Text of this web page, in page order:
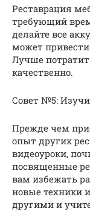
Реставрация
требующий
делайте все
может
Лучше
качественно.
Совет №5:
Прежде чем
опыт других
видеоуроки,
посвященные
вам избежать
новые техники
другими и